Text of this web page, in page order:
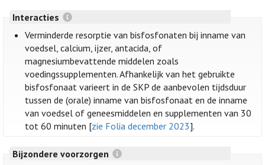
Interacties
Verminderde resorptie van bisfosfonaten bij inname van
voedsel, calcium, ijzer, antacida, of
magnesiumbevattende middelen zoals
voedingssupplementen. Afhankelijk van het gebruikte
bisfosfonaat varieert in de SKP de aanbevolen tijdsduur
tussen de (orale) inname van bisfosfonaat en de inname
van voedsel of geneesmiddelen en supplementen van 30
tot 60 minuten [zie Folia december 2023].
Bijzondere voorzorgen